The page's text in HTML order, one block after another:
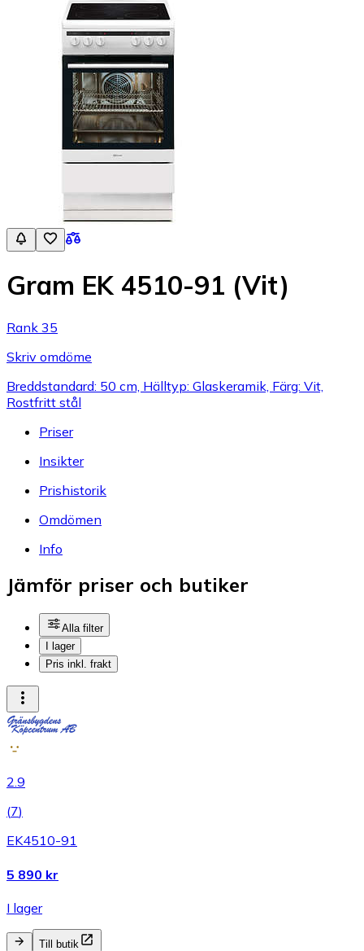
Gram EK 4510-91 (Vit)
Rank 35
Skriv omdöme
Breddstandard: 50 cm, Hälltyp: Glaskeramik, Färg: Vit,
Rostfritt stål
Priser
Insikter
Prishistorik
Omdömen
Info
Jämför priser och butiker
Alla filter
I lager
Pris inkl. frakt
2.9
(7)
EK4510-91
5 890 kr
I lager
Till butik